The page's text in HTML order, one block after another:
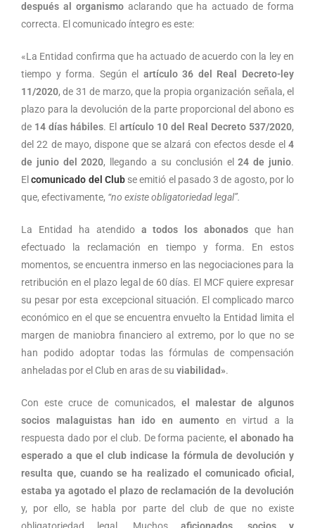
después al organismoaclarando que ha actuado de forma
correcta. El comunicado íntegro es este:
«La Entidad confirma que ha actuado de acuerdo con la ley en
tiempo y forma. Según el artículo 36 del Real Decreto-ley
11/2020, de 31 de marzo, que la propia organización señala, el
plazo para la devolución de la parte proporcional del abono es
de 14 días hábiles. El artículo 10 del Real Decreto 537/2020,
del 22 de mayo, dispone que se alzará con efectos desde el 4
de junio del 2020, llegando a su conclusión el24 de junio.
Elcomunicado del Clubse emitió el pasado 3 de agosto, por lo
que, efectivamente, “no existe obligatoriedad legal”.
La Entidad ha atendido a todos los abonados que han
efectuado la reclamación en tiempo y forma. En estos
momentos, se encuentra inmerso en las negociaciones para la
retribución en el plazo legal de 60 días. El MCF quiere expresar
su pesar por esta excepcional situación. El complicado marco
económico en el que se encuentra envuelto la Entidad limita el
margen de maniobra financiero al extremo, por lo que no se
han podido adoptar todas las fórmulas de compensación
anheladas por el Club en aras de su viabilidad».
Con este cruce de comunicados, el malestar de algunos
socios malaguistas han ido en aumento en virtud a la
respuesta dado por el club. De forma paciente,el abonado ha
esperado a que el club indicase la fórmula de devolución y
resulta que, cuando se ha realizado el comunicado oficial,
estaba ya agotado el plazo de reclamación de la devolución
y, por ello, se habla por parte del club de que no existe